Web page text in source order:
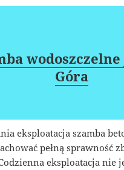
Góra
eksploatacja szamba
pełną sprawność
eksploatacja nie